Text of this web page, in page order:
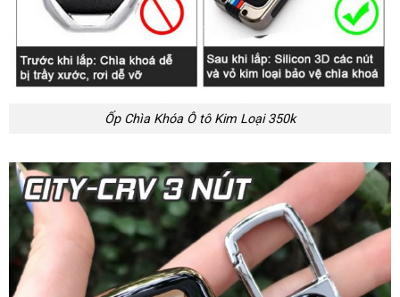
Ốp Chìa Khóa Ô tô Kim Loại 350k